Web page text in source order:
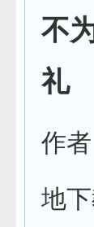
不
礼
作
地